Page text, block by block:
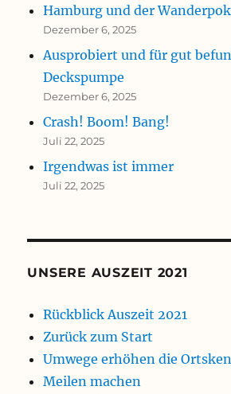
Hamburg und der
Dezember 6, 2025
Ausprobiert und für gut
Deckspumpe
Dezember 6, 2025
Crash! Boom! Bang!
Juli 22, 2025
Irgendwas ist immer
Juli 22, 2025
UNSERE AUSZEIT 2021
Rückblick Auszeit 2021
Zurück zum Start
Umwege erhöhen die
Meilen machen